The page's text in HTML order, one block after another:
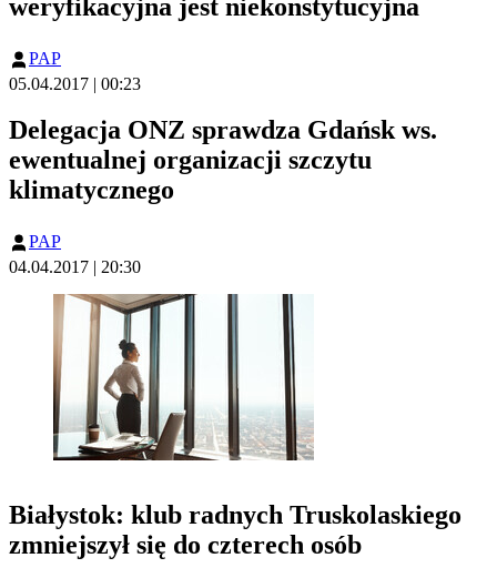
weryfikacyjna jest niekonstytucyjna
PAP
05.04.2017 | 00:23
Delegacja ONZ sprawdza Gdańsk ws.
ewentualnej organizacji szczytu
klimatycznego
PAP
04.04.2017 | 20:30
Białystok: klub radnych Truskolaskiego
zmniejszył się do czterech osób